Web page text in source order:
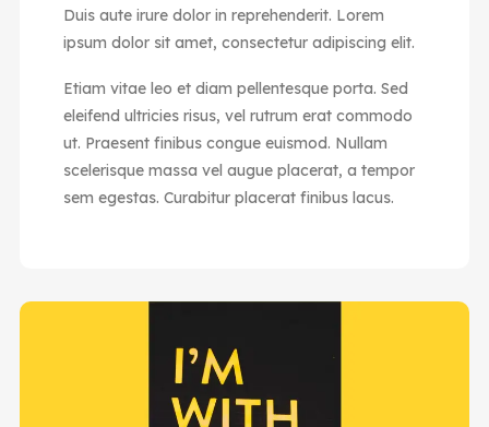
Duis aute irure dolor in reprehenderit. Lorem
ipsum dolor sit amet, consectetur adipiscing elit.
Etiam vitae leo et diam pellentesque porta. Sed
eleifend ultricies risus, vel rutrum erat commodo
ut. Praesent finibus congue euismod. Nullam
scelerisque massa vel augue placerat, a tempor
sem egestas. Curabitur placerat finibus lacus.